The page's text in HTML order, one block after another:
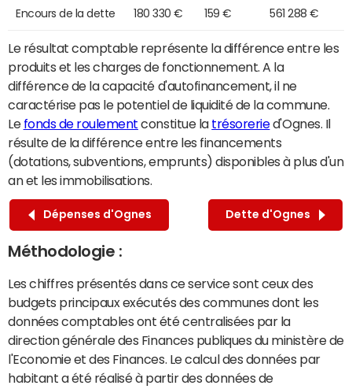
Encours de la dette 180 330 € 159 € 561 288 €
Le résultat comptable représente la différence entre les
produits et les charges de fonctionnement. A la
différence de la capacité d'autofinancement, il ne
caractérise pas le potentiel de liquidité de la commune.
Le fonds de roulement constitue la trésoreried'Ognes. Il
résulte de la différence entre les financements
(dotations, subventions, emprunts) disponibles à plus d'un
an et les immobilisations.
Dépenses d'Ognes Dette d'Ognes
Méthodologie :
Les chiffres présentés dans ce service sont ceux des
budgets principaux exécutés des communes dont les
données comptables ont été centralisées par la
direction générale des Finances publiques du ministère de
l'Economie et des Finances. Le calcul des données par
habitant a été réalisé à partir des données de